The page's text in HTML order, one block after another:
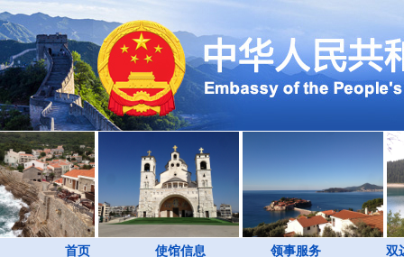
首页 使馆信息 领事服务 双